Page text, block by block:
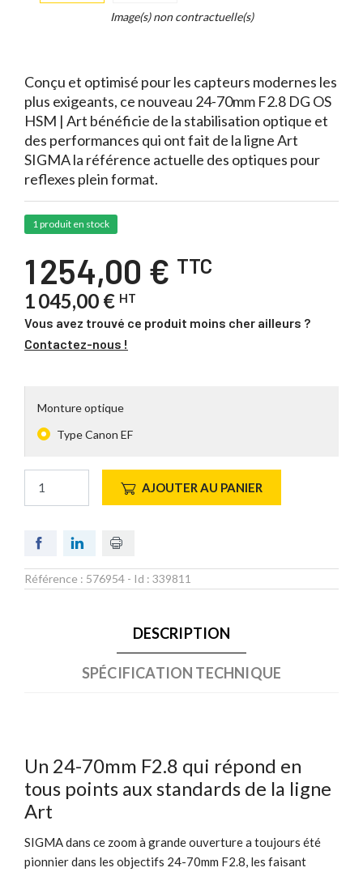
Image(s) non contractuelle(s)
Conçu et optimisé pour les capteurs modernes les
plus exigeants, ce nouveau 24-70mm F2.8 DG OS
HSM | Art bénéficie de la stabilisation optique et
des performances qui ont fait de la ligne Art
SIGMA la référence actuelle des optiques pour
reflexes plein format.
1 produit en stock
1 254,00 € TTC
1 045,00 € HT
Vous avez trouvé ce produit moins cher ailleurs ?
Contactez-nous !
Monture optique
Type Canon EF
AJOUTER AU PANIER
Référence : 576954 - Id : 339811
DESCRIPTION
SPÉCIFICATION TECHNIQUE
Un 24-70mm F2.8 qui répond en
tous points aux standards de la ligne
Art
SIGMA dans ce zoom à grande ouverture a toujours été
pionnier dans les objectifs 24-70mm F2.8, les faisant